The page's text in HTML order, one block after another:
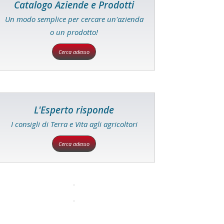
Catalogo Aziende e Prodotti
Un modo semplice per cercare un'azienda
o un prodotto!
Cerca adesso
L'Esperto risponde
I consigli di Terra e Vita agli agricoltori
Cerca adesso